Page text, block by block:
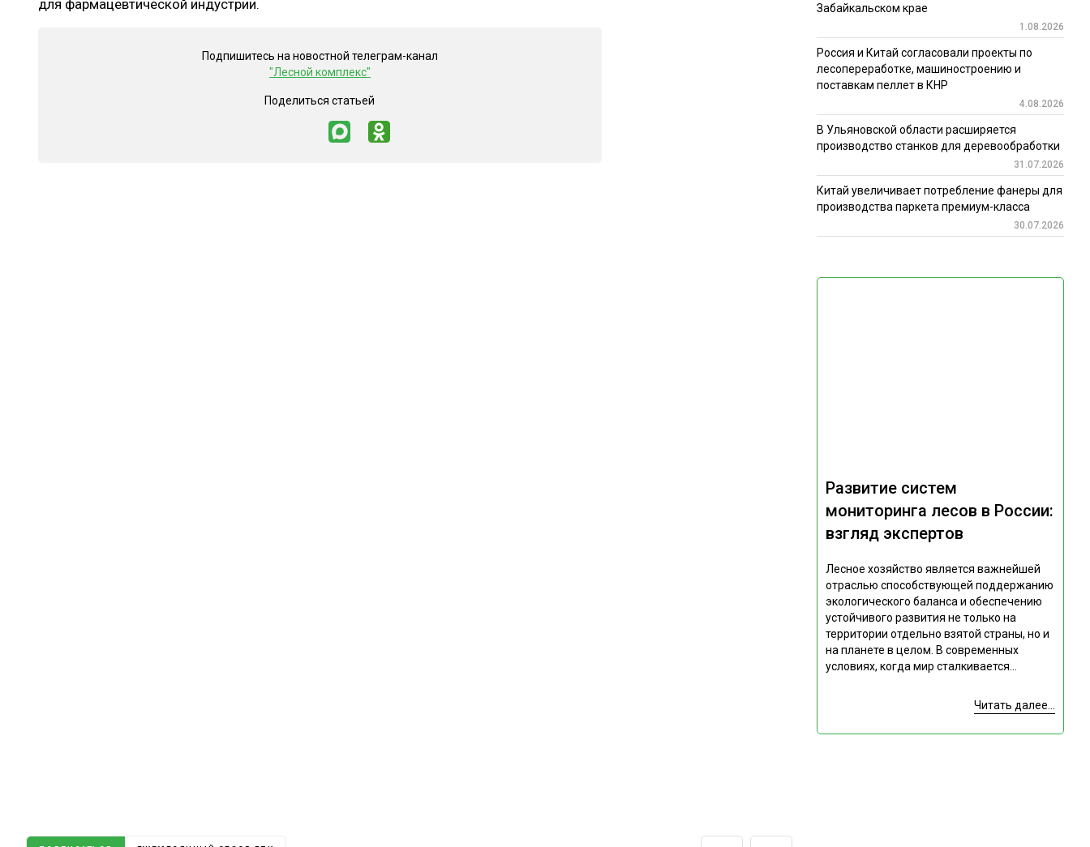
для фармацевтической индустрии.
Подпишитесь на новостной телеграм-канал
"Лесной комплекс"
Поделиться статьей
Развитие систем
мониторинга лесов в России:
взгляд экспертов
Лесное хозяйство является важнейшей
отраслью способствующей поддержанию
экологического баланса и обеспечению
устойчивого развития не только на
территории отдельно взятой страны, но и
на планете в целом. В современных
условиях, когда мир сталкивается...
Читать далее...
Забайкальском крае
1.08.2026
Россия и Китай согласовали проекты по
лесопереработке, машиностроению и
поставкам пеллет в КНР
4.08.2026
В Ульяновской области расширяется
производство станков для деревообработки
31.07.2026
Китай увеличивает потребление фанеры для
производства паркета премиум-класса
30.07.2026